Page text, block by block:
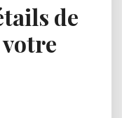
de